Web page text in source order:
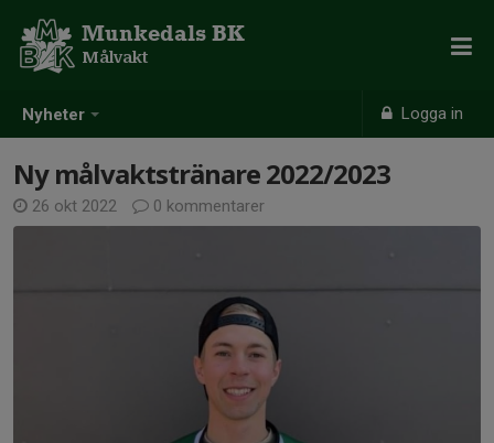
Nyheter Logga in
Munkedals BK
Målvakt
Ny målvaktstränare 2022/2023
26 okt 2022 0 kommentarer